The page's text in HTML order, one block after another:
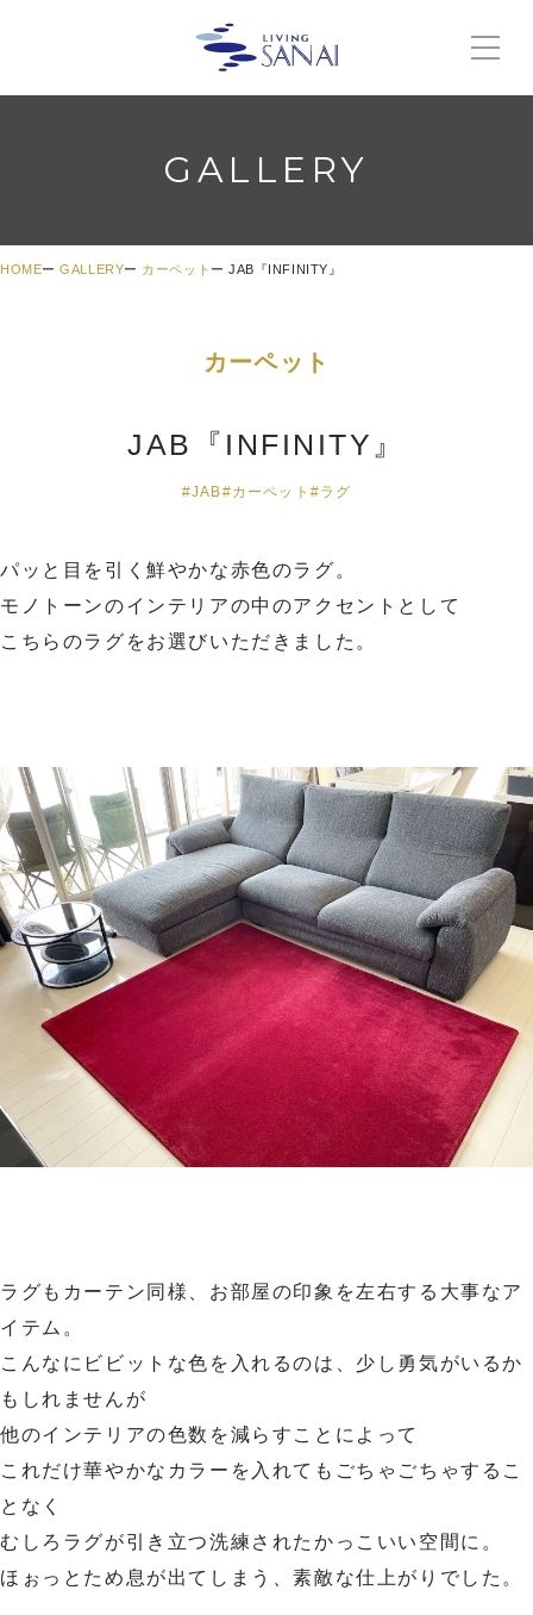
GALLERY
HOME GALLERY カーペット JAB『INFINITY』
カーペット
JAB『INFINITY』
#JAB#カーペット #ラグ
パッと目を引く鮮やかな赤色のラグ。
モノトーンのインテリアの中のアクセントとして
こちらのラグをお選びいただきました。
ラグもカーテン同様、お部屋の印象を左右する大事なア
イテム。
こんなにビビットな色を入れるのは、少し勇気がいるか
もしれませんが
他のインテリアの色数を減らすことによって
これだけ華やかなカラーを入れてもごちゃごちゃするこ
となく
むしろラグが引き立つ洗練されたかっこいい空間に。
ほぉっとため息が出てしまう、素敵な仕上がりでした。